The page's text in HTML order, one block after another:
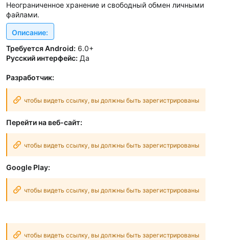
Неограниченное хранение и свободный обмен личными
файлами.
Описание:
Требуется Android: 6.0+
Русский интерфейс: Да
Разработчик:
чтобы видеть ссылку, вы должны быть зарегистрированы
Перейти на веб-сайт:
чтобы видеть ссылку, вы должны быть зарегистрированы
Google Play:
чтобы видеть ссылку, вы должны быть зарегистрированы
чтобы видеть ссылку, вы должны быть зарегистрированы